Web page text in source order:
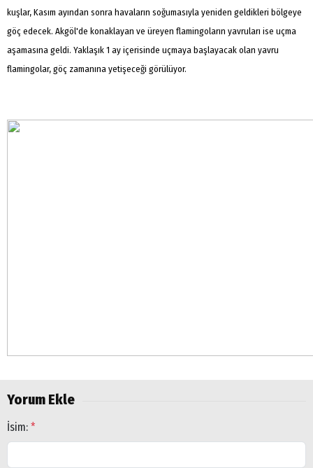
kuşlar, Kasım ayından sonra havaların soğumasıyla yeniden geldikleri bölgeye
göç edecek. Akgöl'de konaklayan ve üreyen flamingoların yavruları ise uçma
aşamasına geldi. Yaklaşık 1 ay içerisinde uçmaya başlayacak olan yavru
flamingolar, göç zamanına yetişeceği görülüyor.
Yorum Ekle
İsim: *